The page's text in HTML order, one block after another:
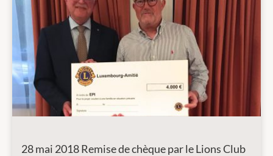
28 mai 2018 Remise de chèque par le Lions Club